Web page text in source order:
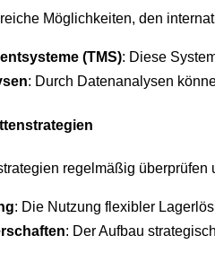
Möglichkeiten, den
(TMS): Diese
: Durch Datenanalysen
regelmäßig überprüfen
: Die Nutzung flexibler
: Der Aufbau